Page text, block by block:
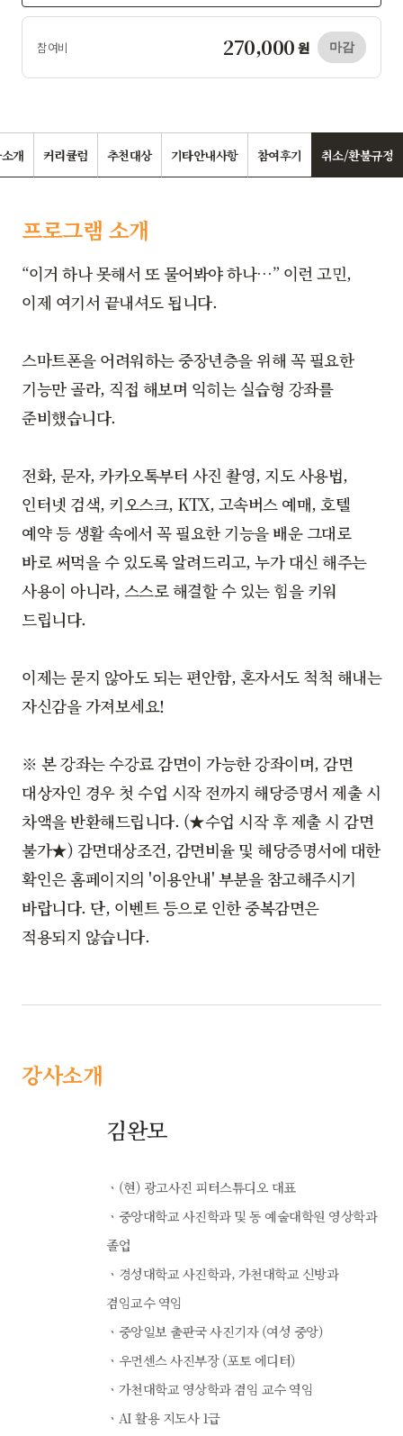
참여비 270,000원 마감
개 커리큘럼 추천대상 기타안내사항 참여후기 취소/환불규정
프로그램 소개
“이거 하나 못해서 또 물어봐야 하나…” 이런 고민,
이제 여기서 끝내셔도 됩니다.
스마트폰을 어려워하는 중장년층을 위해 꼭 필요한
기능만 골라, 직접 해보며 익히는 실습형 강좌를
준비했습니다.
전화, 문자, 카카오톡부터 사진 촬영, 지도 사용법,
인터넷 검색, 키오스크, KTX, 고속버스 예매, 호텔
예약 등 생활 속에서 꼭 필요한 기능을 배운 그대로
바로 써먹을 수 있도록 알려드리고, 누가 대신 해주는
사용이 아니라, 스스로 해결할 수 있는 힘을 키워
드립니다.
이제는 묻지 않아도 되는 편안함, 혼자서도 척척 해내는
자신감을 가져보세요!
※ 본 강좌는 수강료 감면이 가능한 강좌이며, 감면
대상자인 경우 첫 수업 시작 전까지 해당증명서 제출 시
차액을 반환해드립니다. (★수업 시작 후 제출 시 감면
불가★) 감면대상조건, 감면비율 및 해당증명서에 대한
확인은 홈페이지의 '이용안내' 부분을 참고해주시기
바랍니다. 단, 이벤트 등으로 인한 중복감면은
적용되지 않습니다.
강사소개
김완모
ㆍ(현) 광고사진 피터스튜디오 대표
ㆍ중앙대학교 사진학과 및 동 예술대학원 영상학과
졸업
ㆍ경성대학교 사진학과, 가천대학교 신방과
겸임교수 역임
ㆍ중앙일보 출판국 사진기자 (여성 중앙)
ㆍ우먼센스 사진부장 (포토 에디터)
ㆍ가천대학교 영상학과 겸임 교수 역임
ㆍAI 활용 지도사 1급